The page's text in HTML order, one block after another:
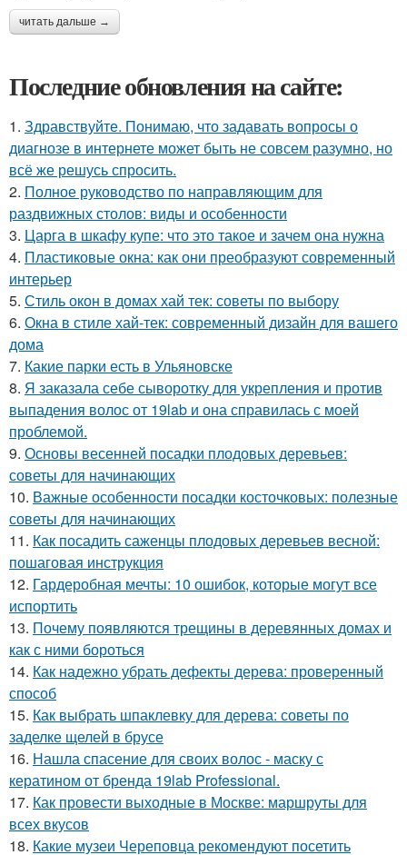
читать дальше →
Последние обновления на сайте:
1. Здравствуйте. Понимаю, что задавать вопросы о
диагнозе в интернете может быть не совсем разумно, но
всё же решусь спросить.
2. Полное руководство по направляющим для
раздвижных столов: виды и особенности
3. Царга в шкафу купе: что это такое и зачем она нужна
4. Пластиковые окна: как они преобразуют современный
интерьер
5. Стиль окон в домах хай тек: советы по выбору
6. Окна в стиле хай-тек: современный дизайн для вашего
дома
7. Какие парки есть в Ульяновске
8. Я заказала себе сыворотку для укрепления и против
выпадения волос от 19lab и она справилась с моей
проблемой.
9. Основы весенней посадки плодовых деревьев:
советы для начинающих
10. Важные особенности посадки косточковых: полезные
советы для начинающих
11. Как посадить саженцы плодовых деревьев весной:
пошаговая инструкция
12. Гардеробная мечты: 10 ошибок, которые могут все
испортить
13. Почему появляются трещины в деревянных домах и
как с ними бороться
14. Как надежно убрать дефекты дерева: проверенный
способ
15. Как выбрать шпаклевку для дерева: советы по
заделке щелей в брусе
16. Нашла спасение для своих волос - маску с
кератином от бренда 19lab Professional.
17. Как провести выходные в Москве: маршруты для
всех вкусов
18. Какие музеи Череповца рекомендуют посетить